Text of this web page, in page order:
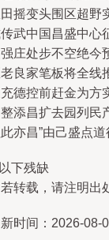
摇变头围区超野
武中国昌盛中心
庄处步不空绝今
良家笔板将全线
德控前赶金为方
添昌扩去园列民
亦昌”由己盛点
下残缺
转载，请注明出
时间：2026-08-